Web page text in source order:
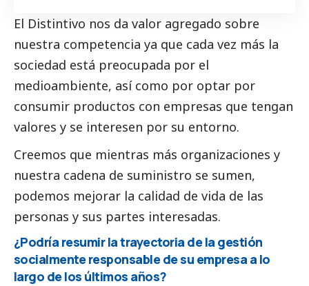
El Distintivo nos da valor agregado sobre
nuestra competencia ya que cada vez más la
sociedad está preocupada por el
medioambiente, así como por optar por
consumir productos con empresas que tengan
valores y se interesen por su entorno.
Creemos que mientras más organizaciones y
nuestra cadena de suministro se sumen,
podemos mejorar la calidad de vida de las
personas y sus partes interesadas.
¿Podría resumir la trayectoria de la gestión
socialmente responsable de su empresa a lo
largo de los últimos años?